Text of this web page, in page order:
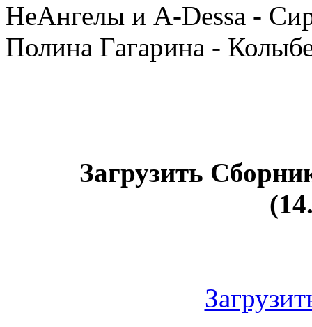
НеАнгелы и A-Dessa -
Полина Гагарина -
Загрузить